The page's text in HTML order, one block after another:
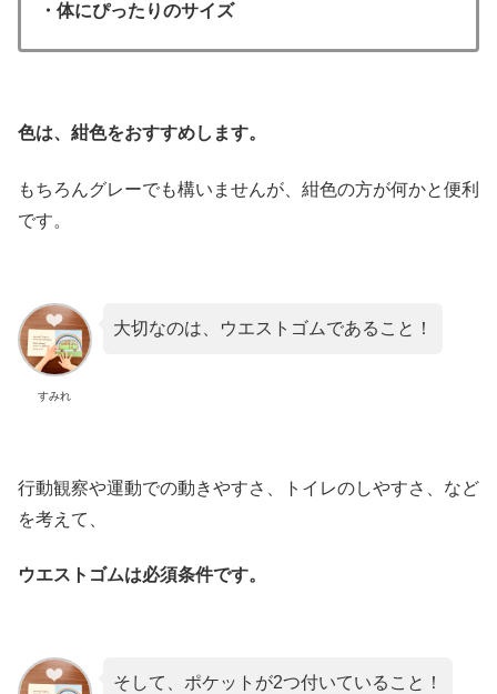
・体にぴったりのサイズ
色は、紺色をおすすめします。
もちろんグレーでも構いませんが、紺色の方が何かと便利
です。
すみれ
大切なのは、ウエストゴムであること！
行動観察や運動での動きやすさ、トイレのしやすさ、など
を考えて、
ウエストゴムは必須条件です。
そして、ポケットが2つ付いていること！